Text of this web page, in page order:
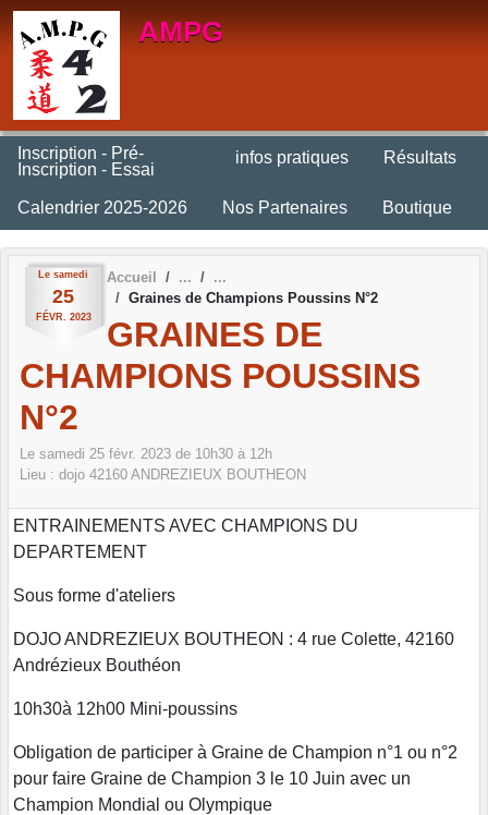
AMPG
Inscription - Pré-
Inscription - Essai
infos pratiques Résultats
Calendrier 2025-2026 Nos Partenaires Boutique
Le samedi
25
FÉVR. 2023
Accueil
Graines de Champions Poussins N°2
GRAINES DE
CHAMPIONS POUSSINS
N°2
Le samedi 25 févr. 2023 de 10h30 à 12h
Lieu : dojo 42160 ANDREZIEUX BOUTHEON
ENTRAINEMENTS AVEC CHAMPIONS DU
DEPARTEMENT
Sous forme d'ateliers
DOJO ANDREZIEUX BOUTHEON : 4 rue Colette, 42160
Andrézieux Bouthéon
10h30à 12h00 Mini-poussins
Obligation de participer à Graine de Champion n°1 ou n°2
pour faire Graine de Champion 3 le 10 Juin avec un
Champion Mondial ou Olympique
Panneau de gestion des cookies